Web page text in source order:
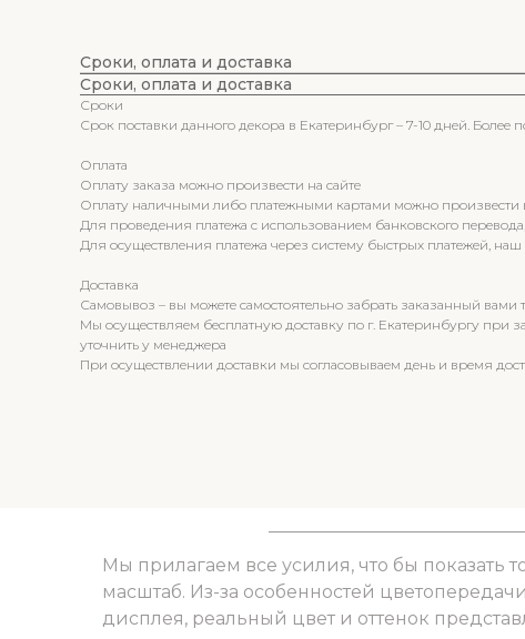
Сроки, оплата и доставка
Сроки, оплата и доставка
Сроки
Срок поставки данного декора в Екатеринбург – 7-10 дней.
Оплата
Оплату заказа можно произвести на сайте
Оплату наличными либо платежными картами можно произвести
Для проведения платежа с использованием банковского
Для осуществления платежа через систему быстрых платежей,
Доставка
Самовывоз – вы можете самостоятельно забрать заказанный
Мы осуществляем бесплатную доставку по г. Екатеринбургу при
уточнить у менеджера
При осуществлении доставки мы согласовываем день и время
Мы прилагаем все усилия, что бы показать
масштаб. Из-за особенностей
дисплея, реальный цвет и оттенок